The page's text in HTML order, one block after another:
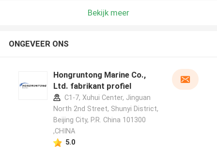
Bekijk meer
ONGEVEER ONS
Hongruntong Marine Co.,
Ltd. fabrikant profiel
C1-7, Xuhui Center, Jinguan
North 2nd Street, Shunyi District,
Beijing City, P.R. China 101300
,CHINA
5.0